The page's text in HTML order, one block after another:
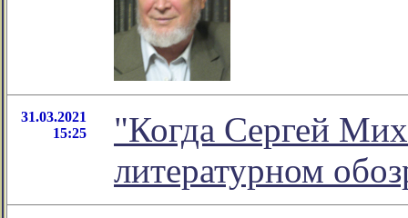
31.03.2021
15:25
"Когда Сергей
литературном